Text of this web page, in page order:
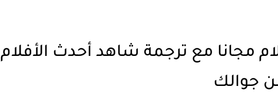
مجانا مع ترجمة شاهد أحدث الأفلام
جوالك